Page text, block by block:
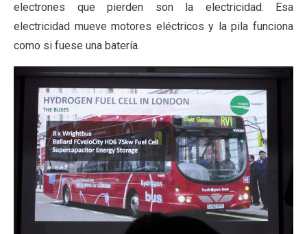
electrones que pierden son la electricidad. Esa
electricidad mueve motores eléctricos y la pila funciona
como si fuese una batería.